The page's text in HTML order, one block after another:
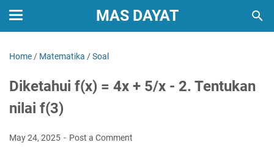
MAS DAYAT
Home / Matematika /Soal
Diketahui f(x) = 4x + 5/x - 2. Tentukan
nilai f(3)
May 24, 2025 Post a Comment